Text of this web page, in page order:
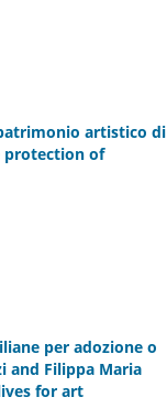
artistico di
protection of
per adozione o
and Filippa Maria
for art